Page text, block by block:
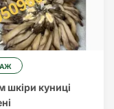
шкіри куниці